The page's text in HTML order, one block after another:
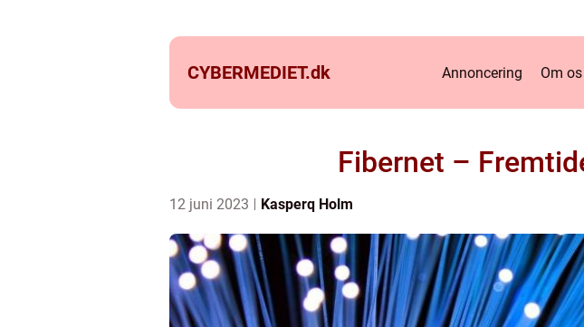
CYBERMEDIET.dk Annoncering Om os
Fibernet –
12 juni 2023 Kasperq Holm